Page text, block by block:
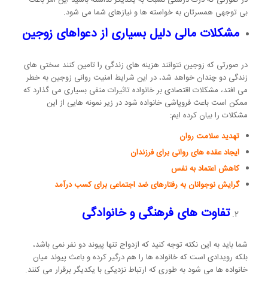
بی توجهی همسرتان به خواسته ها و نیازهای شما می شود.
مشکلات مالی دلیل بسیاری از دعواهای زوجین
در صورتی که زوجین نتوانند هزینه های زندگی را تامین کنند سختی های
زندگی دو چندان خواهد شد، در این شرایط امنیت روانی زوجین به خطر
می افتد، مشکلات اقتصادی بر خانواده تاثیرات منفی بسیاری می گذارد که
ممکن است باعث فروپاشی خانواده شود در زیر نمونه هایی از این
مشکلات را بیان کرده ایم:
تهدید سلامت روان
ایجاد عقده های روانی برای فرزندان
کاهش اعتماد به نفس
گرایش نوجوانان به رفتارهای ضد اجتماعی برای کسب درآمد
تفاوت های فرهنگی و خانوادگی
شما باید به این نکته توجه کنید که ازدواج تنها پیوند دو نفر نمی باشد،
بلکه رویدادی است که خانواده ها را هم درگیر کرده و باعث پیوند میان
خانواده ها می شود به طوری که ارتباط نزدیکی با یکدیگر برقرار می کنند.